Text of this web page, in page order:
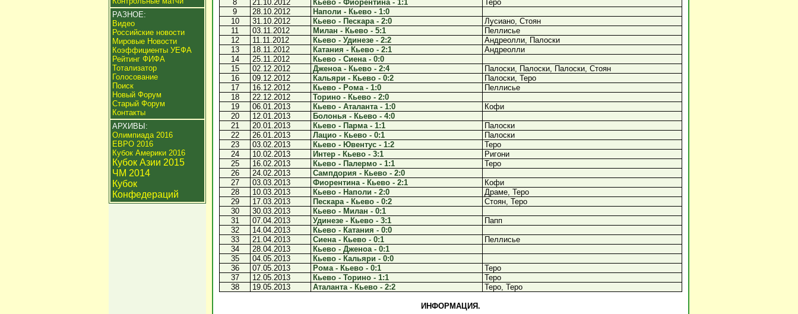
РАЗНОЕ:
Видео
Российские новости
Мировые Новости
Коэффициенты УЕФА
Рейтинг ФИФА
Тотализатор
Голосование
Поиск
Новый Форум
Старый Форум
Контакты
АРХИВЫ:
Олимпиада 2016
ЕВРО 2016
Кубок Америки 2016
Кубок Азии 2015
ЧМ 2014
Кубок
Конфедераций
8
21.10.2012 Кьево - Фиорентина - 1:1
Теро
9
28.10.2012
Наполи - Кьево - 1:0
10
31.10.2012 Кьево - Пескара - 2:0
Лусиано, Стоян
11
03.11.2012 Милан - Кьево - 5:1
Пеллисье
12
11.11.2012 Кьево - Удинезе - 2:2
Андреолли, Палоски
13
18.11.2012 Катания - Кьево - 2:1
Андреолли
14
25.11.2012
Кьево - Сиена - 0:0
15
02.12.2012 Дженоа - Кьево - 2:4
Палоски, Палоски, Палоски, Стоян
16
09.12.2012 Кальяри - Кьево - 0:2
Палоски, Теро
17
16.12.2012 Кьево - Рома - 1:0
Пеллисье
18
22.12.2012
Торино - Кьево - 2:0
19
06.01.2013 Кьево - Аталанта - 1:0
Кофи
20
12.01.2013
Болонья - Кьево - 4:0
21
20.01.2013 Кьево - Парма - 1:1
Палоски
22
26.01.2013 Лацио - Кьево - 0:1
Палоски
23
03.02.2013 Кьево - Ювентус - 1:2
Теро
24
10.02.2013 Интер - Кьево - 3:1
Ригони
25
16.02.2013 Кьево - Палермо - 1:1
Теро
26
24.02.2013
Сампдория - Кьево - 2:0
27
03.03.2013 Фиорентина - Кьево - 2:1
Кофи
28
10.03.2013 Кьево - Наполи - 2:0
Драме, Теро
29
17.03.2013 Пескара - Кьево - 0:2
Стоян, Теро
30
30.03.2013
Кьево - Милан - 0:1
31
07.04.2013 Удинезе - Кьево - 3:1
Папп
32
14.04.2013
Кьево - Катания - 0:0
33
21.04.2013 Сиена - Кьево - 0:1
Пеллисье
34
28.04.2013
Кьево - Дженоа - 0:1
35
04.05.2013
Кьево - Кальяри - 0:0
36
07.05.2013 Рома - Кьево - 0:1
Теро
37
12.05.2013 Кьево - Торино - 1:1
Теро
38
19.05.2013 Аталанта - Кьево - 2:2 Теро, Теро
ИНФОРМАЦИЯ.